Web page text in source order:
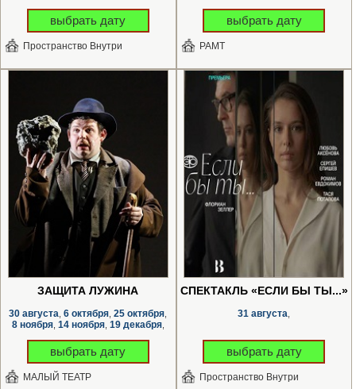
выбрать дату
Пространство Внутри
выбрать дату
РАМТ
ЗАЩИТА ЛУЖИНА
30 августа 6 октября 25 октября
8 ноября, 14 ноября, 19 декабря,
выбрать дату
МАЛЫЙ ТЕАТР
СПЕКТАКЛЬ «ЕСЛИ БЫ ТЫ...»
31 августа
выбрать дату
Пространство Внутри